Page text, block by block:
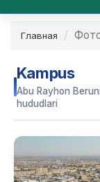
Главная
Kampus
Abu Rayhon
hududlari